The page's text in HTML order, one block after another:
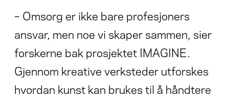
– Omsorg er ikke bare profesjoners
ansvar, men noe vi skaper sammen, sier
forskerne bak prosjektet IMAGINE.
Gjennom kreative verksteder utforskes
hvordan kunst kan brukes til å håndtere